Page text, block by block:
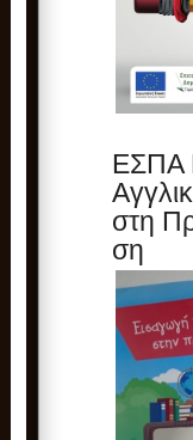
ΕΣΠΑ
στη
ση